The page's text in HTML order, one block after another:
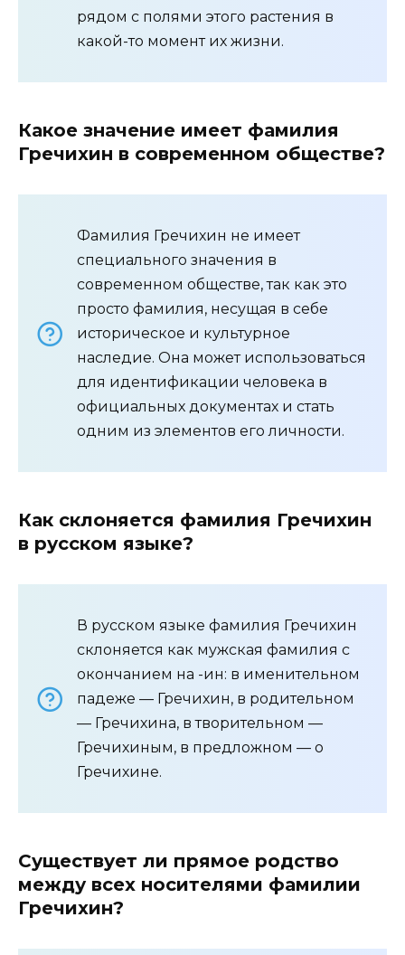
рядом с полями этого растения в
какой-то момент их жизни.
Какое значение имеет фамилия
Гречихин в современном обществе?
Фамилия Гречихин не имеет
специального значения в
современном обществе, так как это
просто фамилия, несущая в себе
историческое и культурное
наследие. Она может использоваться
для идентификации человека в
официальных документах и стать
одним из элементов его личности.
Как склоняется фамилия Гречихин
в русском языке?
В русском языке фамилия Гречихин
склоняется как мужская фамилия с
окончанием на -ин: в именительном
падеже — Гречихин, в родительном
— Гречихина, в творительном —
Гречихиным, в предложном — о
Гречихине.
Существует ли прямое родство
между всех носителями фамилии
Гречихин?